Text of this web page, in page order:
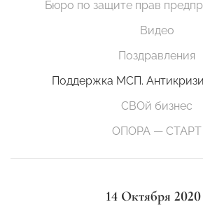
Бюро по защите прав
Видео
Поздравления
Поддержка МСП.
СВОй бизнес
ОПОРА — СТАРТ
14 Октября 2020